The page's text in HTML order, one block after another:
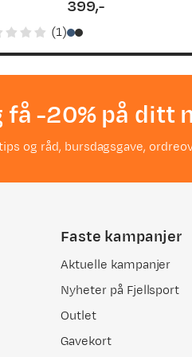
(1)
399,-
få -20% på ditt
og råd, bursdagsgave,
Faste kampanjer
Aktuelle kampanjer
Nyheter på Fjellsport
Outlet
Gavekort